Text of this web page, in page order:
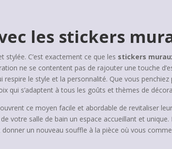
les stickers
C’est exactement ce que les stickers
ne se contentent pas de rajouter une touche
le style et la personnalité. Que vous
qui s’adaptent à tous les goûts et thèmes de
ce moyen facile et abordable de revitaliser
votre salle de bain un espace accueillant et unique.
un nouveau souffle à la pièce où vous